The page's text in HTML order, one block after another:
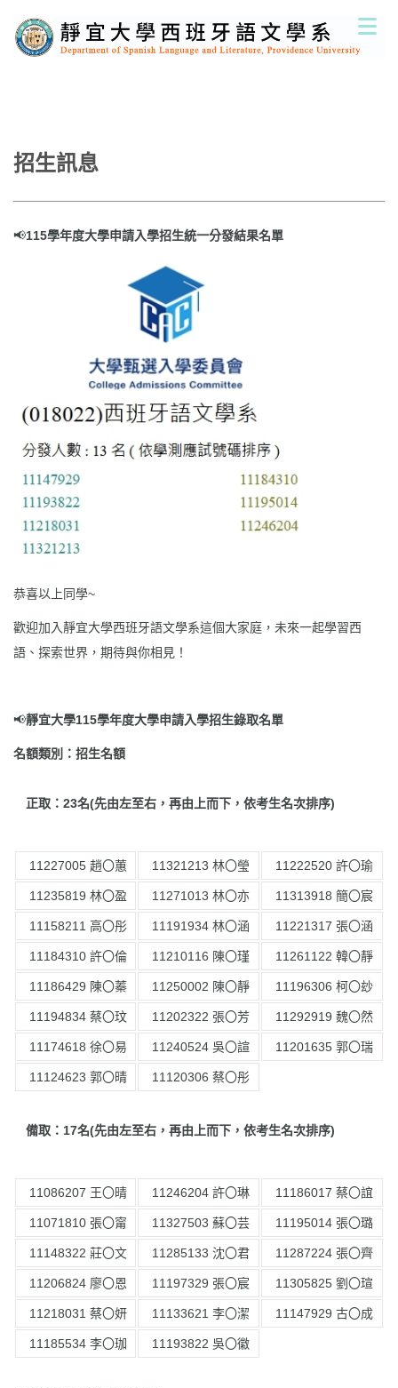
到
主
招生訊息
📢115學年度大學申請入學招生統一分發結果名單
恭喜以上同學~
歡迎加入靜宜大學西班牙語文學系這個大家庭，未來一起學習西
語、探索世界，期待與你相見！
📢靜宜大學115學年度大學申請入學招生錄取名單
名額類別：招生名額
正取：23名(先由左至右，再由上而下，依考生名次排序)
11227005 趙〇蕙 11321213 林〇瑩 11222520 許〇瑜
11235819 林〇盈 11271013 林〇亦 11313918 簡〇宸
11158211 高〇彤 11191934 林〇涵 11221317 張〇涵
11184310 許〇倫 11210116 陳〇瑾 11261122 韓〇靜
11186429 陳〇蓁 11250002 陳〇靜 11196306 柯〇玅
11194834 蔡〇玟 11202322 張〇芳 11292919 魏〇然
11174618 徐〇易 11240524 吳〇諠 11201635 郭〇瑞
11124623 郭〇晴 11120306 蔡〇彤
備取：17名(先由左至右，再由上而下，依考生名次排序)
11086207 王〇晴 11246204 許〇琳 11186017 蔡〇誼
11071810 張〇甯 11327503 蘇〇芸 11195014 張〇璐
11148322 莊〇文 11285133 沈〇君 11287224 張〇齊
11206824 廖〇恩 11197329 張〇宸 11305825 劉〇瑄
11218031 蔡〇妍 11133621 李〇潔 11147929 古〇成
11185534 李〇珈 11193822 吳〇徽